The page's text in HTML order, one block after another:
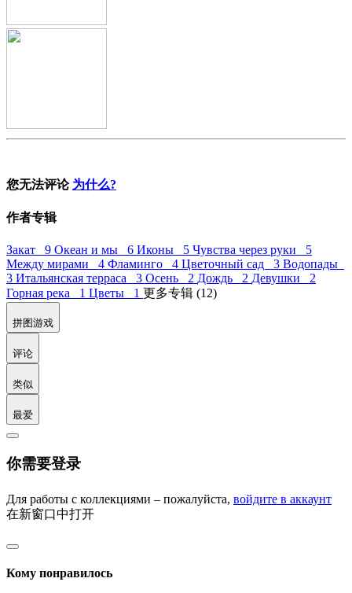
您无法评论 为什么?
作者专辑
Закат 9 Океан и мы 6 Иконы 5 Чувства через руки 5
Между мирами 4 Фламинго 4 Цветочный сад 3 Водопады
3 Итальянская терраса 3 Осень 2 Дождь 2 Девушки 2
Горная река 1 Цветы 1 更多专辑 (12)
拼图游戏
评论
类似
最爱
你需要登录
Для работы с коллекциями – пожалуйста, войдите в аккаунт
在新窗口中打开
Кому понравилось